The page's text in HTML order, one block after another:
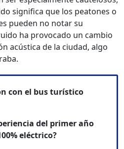
significa que los peatones o
pueden no notar su
ha provocado un cambio
acústica de la ciudad, algo
con el bus turístico
del primer año
eléctrico?